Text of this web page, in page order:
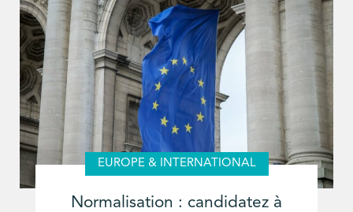
EUROPE & INTERNATIONAL
Normalisation : candidatez à